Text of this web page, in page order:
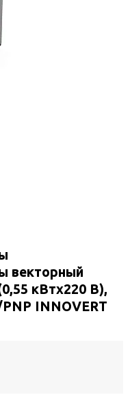
векторный
кВтx220 В),
INNOVERT